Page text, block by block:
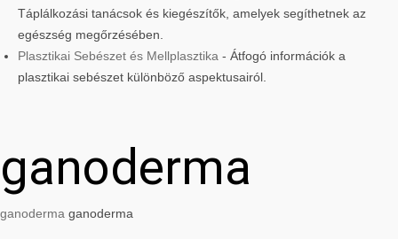
Táplálkozási tanácsok és kiegészítők, amelyek segíthetnek az
egészség megőrzésében.
Plasztikai Sebészet és Mellplasztika - Átfogó információk a
plasztikai sebészet különböző aspektusairól.
ganoderma
ganoderma ganoderma